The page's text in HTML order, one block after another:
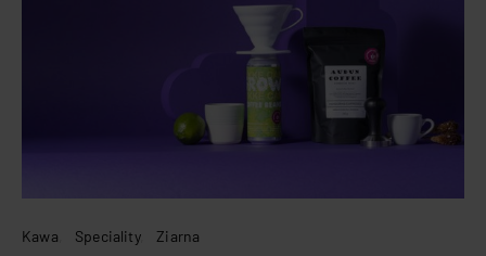
Kawa Speciality Ziarna